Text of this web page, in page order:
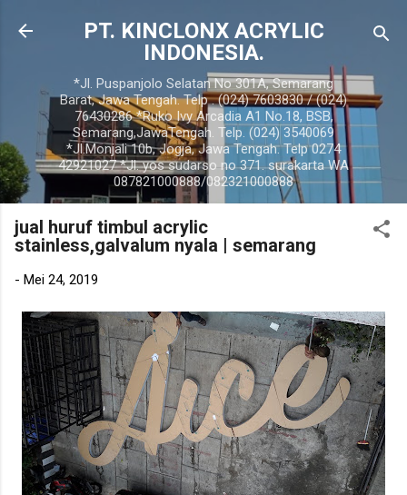
Langsung ke konten utama
PT. KINCLONX ACRYLIC
INDONESIA.
*Jl. Puspanjolo Selatan No 301A, Semarang
Barat, Jawa Tengah. Telp . (024) 7603830 / (024)
76430286 *Ruko Ivy Arcadia A1 No.18, BSB,
Semarang,JawaTengah. Telp. (024) 3540069
*Jl.Monjali 10b, Jogja, Jawa Tengah. Telp 0274
42921027 *Jl. yos sudarso no 371. surakarta WA
087821000888/082321000888
jual huruf timbul acrylic
stainless,galvalum nyala | semarang
- Mei 24, 2019